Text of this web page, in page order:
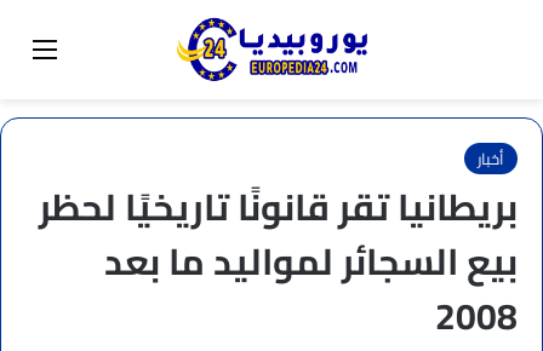
تبديل المظهر
أخبار
بريطانيا تقر قانونًا تاريخيًا لحظر
بيع السجائر لمواليد ما بعد
2008